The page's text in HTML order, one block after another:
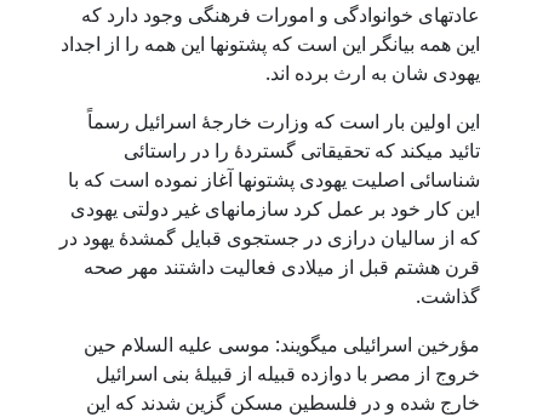
عادتهای خوانوادگی و امورات فرهنگی وجود دارد که
این همه بیانگر این است که پشتونها این همه را از اجداد
یهودی شان به ارث برده اند.
این اولین بار است که وزارت خارجۀ اسرائیل رسماً
تائید میکند که تحقیقاتی گستردۀ را در راستائی
شناسائی اصلیت یهودی پشتونها آغاز نموده است که با
این کار خود بر عمل کرد سازمانهای غیر دولتی یهودی
که از سالیان درازی در جستجوی قبایل گمشدۀ یهود در
قرن هشتم قبل از میلادی فعالیت داشتند مهر صحه
گذاشت.
مؤرخین اسرائیلی میگویند: موسی علیه السلام حین
خروج از مصر با دوازده قبیله از قبیلۀ بنی اسرائیل
خارج شده و در فلسطین مسکن گزین شدند که این